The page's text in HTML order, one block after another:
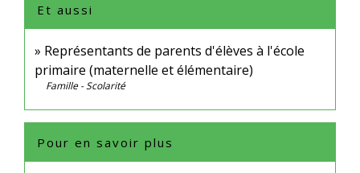
Et aussi
Représentants de parents d'élèves à l'école
primaire (maternelle et élémentaire)
Famille - Scolarité
Pour en savoir plus